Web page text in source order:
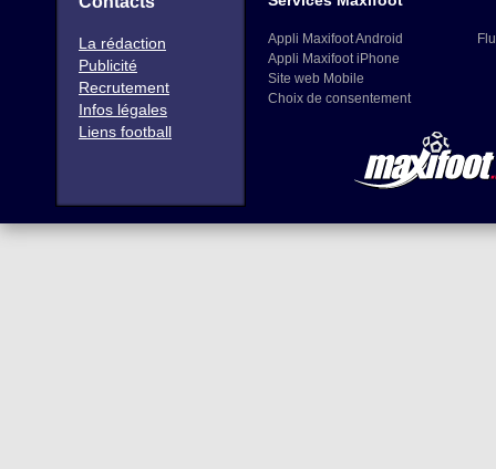
La rédaction
Publicité
Recrutement
Infos légales
Liens football
Appli Maxifoot Android
Appli Maxifoot iPhone
Site web Mobile
Choix de consentement